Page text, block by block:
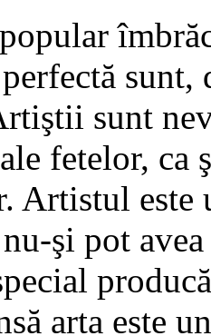
sunt
fetelor, ca
Artistul este
şi pot
arta este